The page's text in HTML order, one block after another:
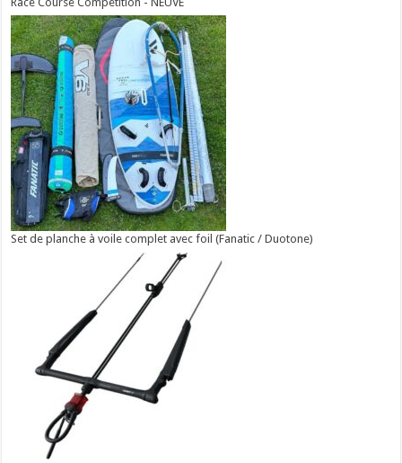
Set de planche à voile complet avec foil (Fanatic / Duotone)